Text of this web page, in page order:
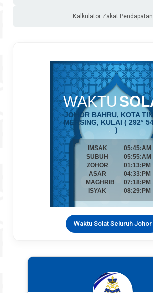
Kalkulator Zakat Pendapatan
Waktu Solat Seluruh Johor